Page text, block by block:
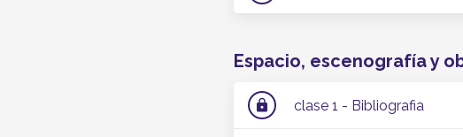
Espacio, escenografía y
lock clase 1 - Bibliografia